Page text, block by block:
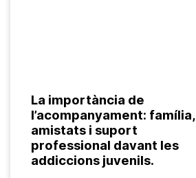
La importància de
l’acompanyament: família,
amistats i suport
professional davant les
addiccions juvenils.